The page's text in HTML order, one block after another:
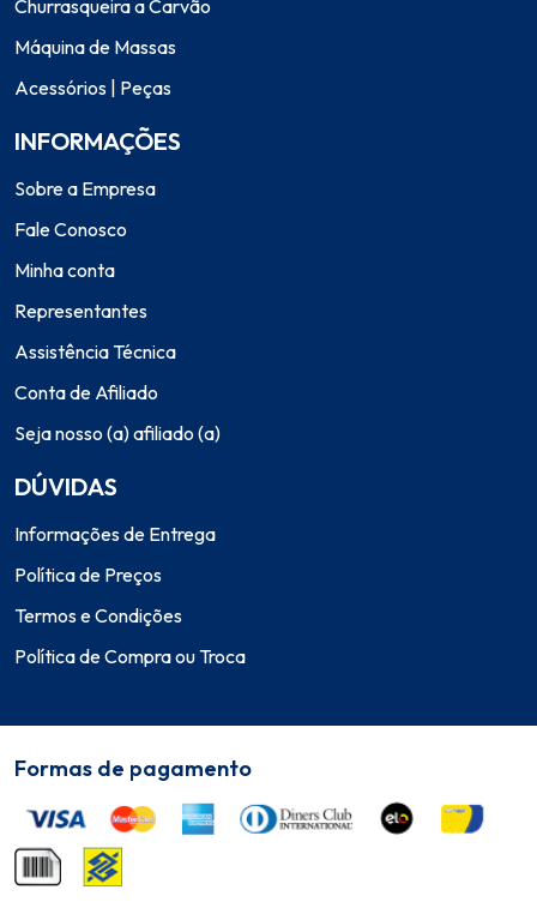
Churrasqueira a Carvão
Máquina de Massas
Acessórios | Peças
INFORMAÇÕES
Sobre a Empresa
Fale Conosco
Minha conta
Representantes
Assistência Técnica
Conta de Afiliado
Seja nosso (a) afiliado (a)
DÚVIDAS
Informações de Entrega
Política de Preços
Termos e Condições
Política de Compra ou Troca
Formas de pagamento